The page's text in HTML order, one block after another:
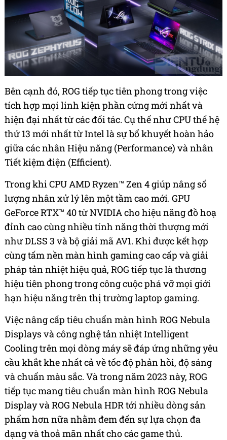
Bên cạnh đó, ROG tiếp tục tiên phong trong việc
tích hợp mọi linh kiện phần cứng mới nhất và
hiện đại nhất từ các đối tác. Cụ thể như CPU thế hệ
thứ 13 mới nhất từ Intel là sự bổ khuyết hoàn hảo
giữa các nhân Hiệu năng (Performance) và nhân
Tiết kiệm điện (Efficient).
Trong khi CPU AMD Ryzen™ Zen 4 giúp nâng số
lượng nhân xử lý lên một tầm cao mới. GPU
GeForce RTX™ 40 từ NVIDIA cho hiệu năng đồ hoạ
đỉnh cao cùng nhiều tính năng thời thượng mới
như DLSS 3 và bộ giải mã AV1. Khi được kết hợp
cùng tấm nền màn hình gaming cao cấp và giải
pháp tản nhiệt hiệu quả, ROG tiếp tục là thương
hiệu tiên phong trong công cuộc phá vỡ mọi giới
hạn hiệu năng trên thị trường laptop gaming.
Việc nâng cấp tiêu chuẩn màn hình ROG Nebula
Displays và công nghệ tản nhiệt Intelligent
Cooling trên mọi dòng máy sẽ đáp ứng những yêu
cầu khắt khe nhất cả về tốc độ phản hồi, độ sáng
và chuẩn màu sắc. Và trong năm 2023 này, ROG
tiếp tục mang tiêu chuẩn màn hình ROG Nebula
Display và ROG Nebula HDR tới nhiều dòng sản
phẩm hơn nữa nhằm đem đến sự lựa chọn đa
dạng và thoả mãn nhất cho các game thủ.